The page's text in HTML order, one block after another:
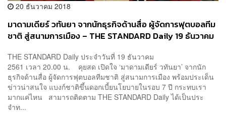
20 ธันวาคม 2018
มาดามเดียร์ วทันยา จากนักธุรกิจด้านสื่อ ผู้จัดการฟุตบอลทีม
ชาติ สู่สนามการเมือง – THE STANDARD Daily 19 ธันวาคม
THE STANDARD Daily ประจำวันที่ 19 ธันวาคม
2561 เวลา 20.00 น. คุยสด เปิดใจ ‘มาดามเดียร์ วทันยา’ จากนัก
ธุรกิจด้านสื่อ ผู้จัดการฟุตบอลทีมชาติ สู่สนามการเมือง พร้อมประเด็น
ข่าวน่าสนใจ แบงก์ชาติขึ้นดอกเบี้ยนโยบายในรอบ 7 ปี กระทบเรา
มากแค่ไหน สามารถติดตาม THE STANDARD Daily ได้เป็นประ
จำท...